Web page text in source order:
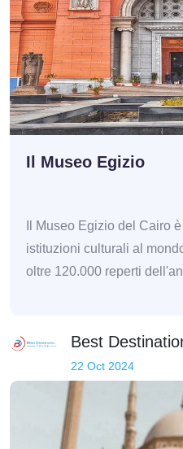
Il Museo Egizio
Il Museo Egizio del Cairo
istituzioni culturali al
oltre 120.000 reperti
Best
22 Oct 2024